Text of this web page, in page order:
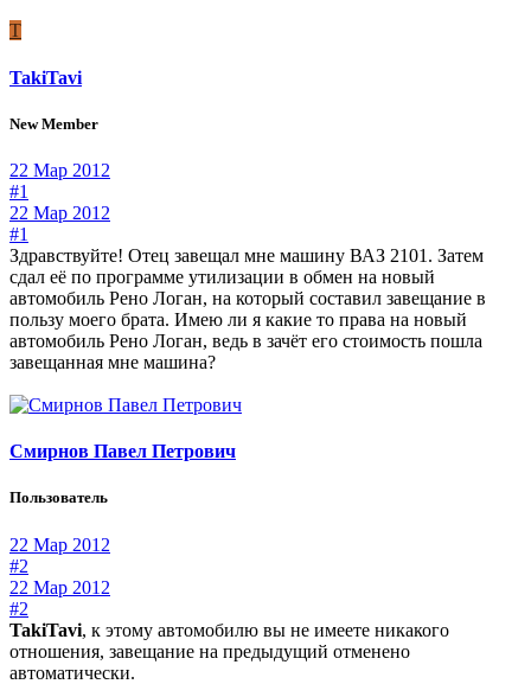
T
TakiTavi
New Member
22 Мар 2012
#1
22 Мар 2012
#1
Здравствуйте! Отец завещал мне машину ВАЗ 2101. Затем
сдал её по программе утилизации в обмен на новый
автомобиль Рено Логан, на который составил завещание в
пользу моего брата. Имею ли я какие то права на новый
автомобиль Рено Логан, ведь в зачёт его стоимость пошла
завещанная мне машина?
Смирнов Павел Петрович
Пользователь
22 Мар 2012
#2
22 Мар 2012
#2
TakiTavi, к этому автомобилю вы не имеете никакого
отношения, завещание на предыдущий отменено
автоматически.